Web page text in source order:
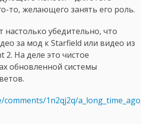
то, желающего занять его роль.
настолько убедительно, что
за мод к Starfield или видео из
На деле это чистое
обновленной системы
1n2qj2q/